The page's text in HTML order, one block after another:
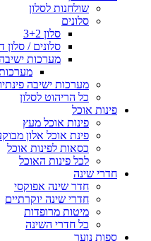
שולחנות לסלון
סלונים
סלון 3+2
סלונים / סלון
מערכות
מערכות ישיבה
כל הריהוט לסלון
פינות אוכל
פינות אוכל מעץ
פינת אוכל אלון
כסאות לפינות אוכל
לכל פינות האוכל
חדרי שינה
חדר שינה אפוקסי
חדרי שינה יוקרתיים
מיטות מרופדות
כל חדרי השינה
ספות נוער